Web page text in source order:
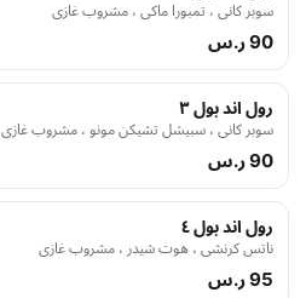
سوبر كاني ، تمبورا ماكي ، مشروب غازي
90 ر.س
رول اند بول ٣
سوبر كاني ، سبيشل تشيكن مونو ، مشروب غازي
90 ر.س
رول اند بول ٤
ناتس كرنشي ، هوت شيدر ، مشروب غازي
95 ر.س